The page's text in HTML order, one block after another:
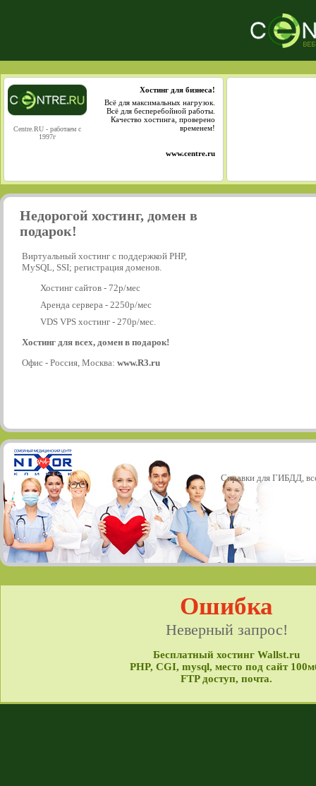
Centre.RU - работаем с
1997г
Хостинг для бизнеса!
Всё для максимальных нагрузок.
Всё для бесперебойной работы.
Качество хостинга, проверено
временем!
www.centre.ru
Недорогой хостинг, домен в
подарок!
Виртуальный хостинг с поддержкой PHP,
MySQL, SSI; регистрация доменов.
Хостинг сайтов - 72р/мес
Аренда сервера - 2250р/мес
VDS VPS хостинг - 270р/мес.
Хостинг для всех, домен в подарок!
Офис - Россия, Москва: www.R3.ru
Справки для ГИБДД,
Ошибка
Неверный запрос!
Бесплатный хостинг Wallst.ru
PHP, CGI, mysql, место под сайт
FTP доступ, почта.